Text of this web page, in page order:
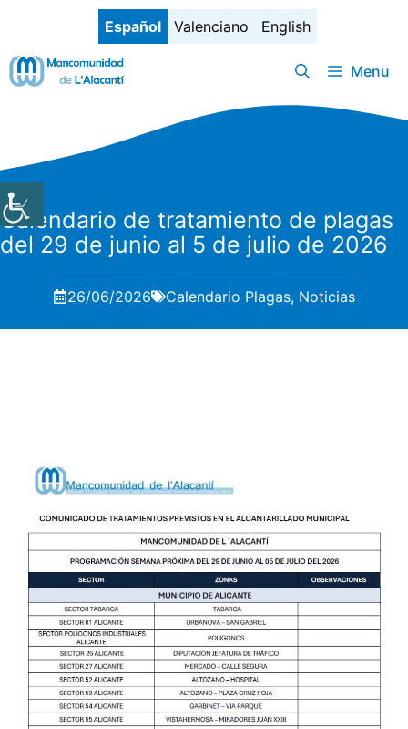
contenido
Español Valenciano English
Menu
Calendario de tratamiento de plagas
del 29 de junio al 5 de julio de 2026
26/06/2026 Calendario Plagas, Noticias